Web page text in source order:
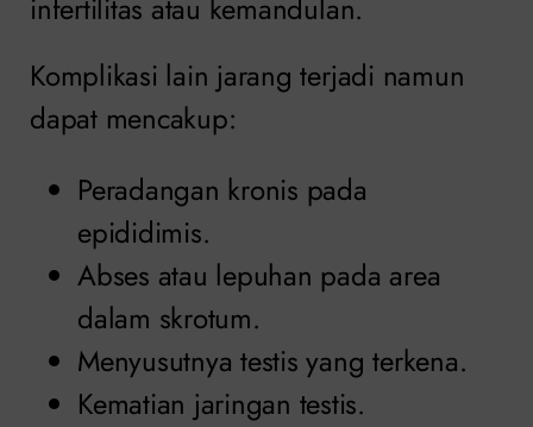
infertilitas atau kemandulan.
Komplikasi lain jarang terjadi namun
dapat mencakup:
Peradangan kronis pada
epididimis.
Abses atau lepuhan pada area
dalam skrotum.
Menyusutnya testis yang terkena.
Kematian jaringan testis.